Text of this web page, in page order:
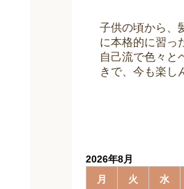
子供の頃から、
に本格的に習っ
自己流で色々と
きで、今も楽し
2026年8月
月
火 水